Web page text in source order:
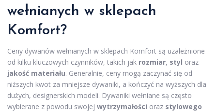
wełnianych w sklepach
Komfort?
Ceny dywanów wełnianych w sklepach Komfort są uzależnione
od kilku kluczowych czynników, takich jak rozmiar, styl oraz
jakość materiału. Generalnie, ceny mogą zaczynać się od
niższych kwot za mniejsze dywaniki, a kończyć na wyższych dla
dużych, designerskich modeli. Dywaniki wełniane są często
wybierane z powodu swojej wytrzymałości oraz stylowego